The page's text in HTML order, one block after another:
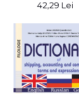
42,29 Lei